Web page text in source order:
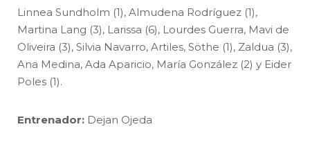
Linnea Sundholm (1), Almudena Rodríguez (1),
Martina Lang (3), Larissa (6), Lourdes Guerra, Mavi de
Oliveira (3), Silvia Navarro, Artiles, Söthe (1), Zaldua (3),
Ana Medina, Ada Aparicio, María González (2) y Eider
Poles (1).
Entrenador: Dejan Ojeda